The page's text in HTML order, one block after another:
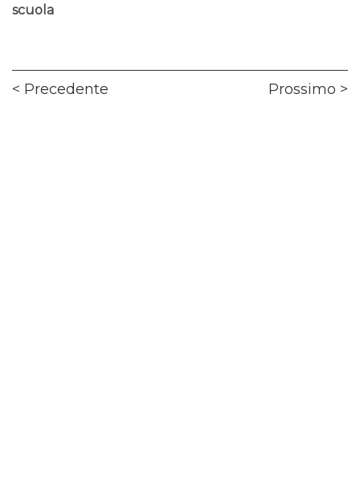
scuola
Navigazione
Precedente Prossimo